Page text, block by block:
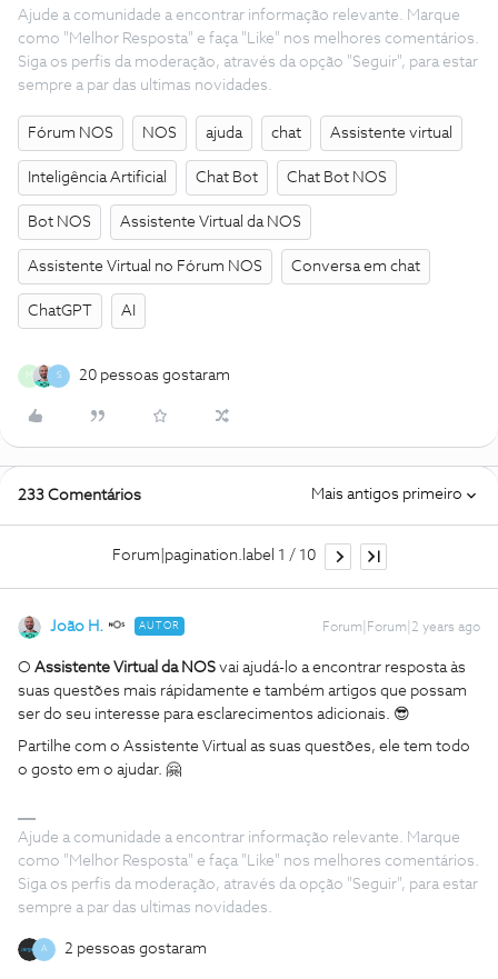
Ajude a comunidade a encontrar informação relevante. Marque
como "Melhor Resposta" e faça "Like" nos melhores comentários.
Siga os perfis da moderação, através da opção "Seguir", para estar
sempre a par das ultimas novidades.
Fórum NOS NOS ajuda chat Assistente virtual
Inteligência Artificial Chat Bot Chat Bot NOS
Bot NOS Assistente Virtual da NOS
Assistente Virtual no Fórum NOS Conversa em chat
ChatGPT AI
M S 20 pessoas gostaram
233 Comentários Mais antigos primeiro
Forum|pagination.label 1 / 10
João H. AUTOR Forum|Forum|2 years ago
O Assistente Virtual da NOS vai ajudá-lo a encontrar resposta às
suas questões mais rápidamente e também artigos que possam
ser do seu interesse para esclarecimentos adicionais. 😎
Partilhe com o Assistente Virtual as suas questões, ele tem todo
o gosto em o ajudar. 🤗
Ajude a comunidade a encontrar informação relevante. Marque
como "Melhor Resposta" e faça "Like" nos melhores comentários.
Siga os perfis da moderação, através da opção "Seguir", para estar
sempre a par das ultimas novidades.
A 2 pessoas gostaram